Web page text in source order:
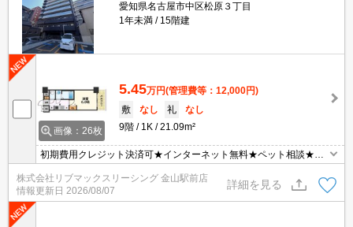
愛知県名古屋市中区松原３丁目
1年未満
15階建
画像：26枚
5.45万円(管理費等：12,000円)
敷
なし 礼
なし
9階
1K 21.09m²
初期費用クレジット決済可★インターネット無料★ペット相談★
「大須観音」「東別院」駅徒歩圏内☆オートロック、宅配ボック
ス、浴室乾燥機など設備充実の分譲賃貸マンション♪
株式会社リブマックスリーシング 金山駅前店
情報更新日 2026/08/07
詳細を見る